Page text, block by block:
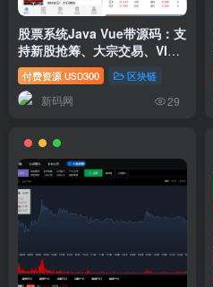
股票系统Java Vue带源码：支
持新股抢筹、大宗交易、VIP
抢筹及电子合同
付费资源 USD300 区块链
新码网 29